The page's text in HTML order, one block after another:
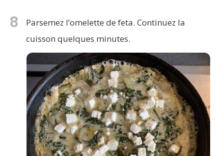
8
Parsemez l’omelette de feta. Continuez la
cuisson quelques minutes.